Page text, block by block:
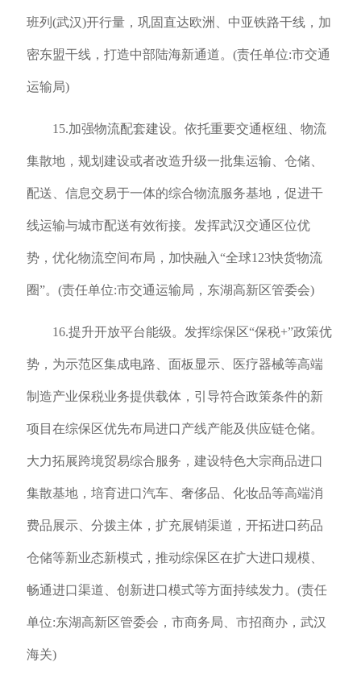
班列(武汉)开行量，巩固直达欧洲、中亚铁路干线，加
密东盟干线，打造中部陆海新通道。(责任单位:市交通
运输局)
15.加强物流配套建设。依托重要交通枢纽、物流
集散地，规划建设或者改造升级一批集运输、仓储、
配送、信息交易于一体的综合物流服务基地，促进干
线运输与城市配送有效衔接。发挥武汉交通区位优
势，优化物流空间布局，加快融入“全球123快货物流
圈”。(责任单位:市交通运输局，东湖高新区管委会)
16.提升开放平台能级。发挥综保区“保税+”政策优
势，为示范区集成电路、面板显示、医疗器械等高端
制造产业保税业务提供载体，引导符合政策条件的新
项目在综保区优先布局进口产线产能及供应链仓储。
大力拓展跨境贸易综合服务，建设特色大宗商品进口
集散基地，培育进口汽车、奢侈品、化妆品等高端消
费品展示、分拨主体，扩充展销渠道，开拓进口药品
仓储等新业态新模式，推动综保区在扩大进口规模、
畅通进口渠道、创新进口模式等方面持续发力。(责任
单位:东湖高新区管委会，市商务局、市招商办，武汉
海关)